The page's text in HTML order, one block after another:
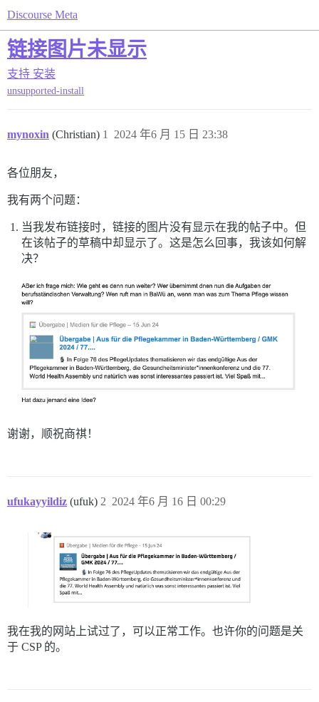
Discourse Meta
链接图片未显示
支持 安装
unsupported-install
mynoxin (Christian) 2024 年6 月 15 日 23:38
1
各位朋友，
我有两个问题：
当我发布链接时，链接的图片没有显示在我的帖子中。但
在该帖子的草稿中却显示了。这是怎么回事，我该如何解
决？
谢谢，顺祝商祺！
ufukayyildiz (ufuk) 2024 年6 月 16 日 00:29
2
我在我的网站上试过了，可以正常工作。也许你的问题是关
于 CSP 的。